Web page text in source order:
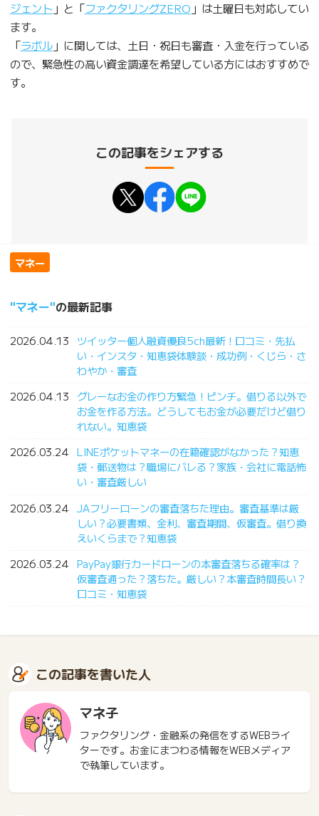
ジェント 」と「ファクタリングZERO 」は土曜日も対応してい
ます。
「ラボル」に関しては、土日・祝日も審査・入金を行っている
ので、緊急性の高い資金調達を希望している方にはおすすめで
す。
この記事をシェアする
マネー
マネー の最新記事
2026.04.13
ツイッター個人融資優良5ch最新！口コミ・先払
い・インスタ・知恵袋体験談・成功例・くじら・さ
わやか・審査
2026.04.13
グレーなお金の作り方緊急！ピンチ。借りる以外で
お金を作る方法。どうしてもお金が必要だけど借り
れない。知恵袋
2026.03.24 LINEポケットマネーの在籍確認がなかった？知恵
袋・郵送物は？職場にバレる？家族・会社に電話怖
い・審査厳しい
2026.03.24 JAフリーローンの審査落ちた理由。審査基準は厳
しい？必要書類、金利、審査期間、仮審査。借り換
えいくらまで？知恵袋
2026.03.24 PayPay銀行カードローンの本審査落ちる確率は？
仮審査通った？落ちた。厳しい？本審査時間長い？
口コミ・知恵袋
この記事を書いた人
マネ子
ファクタリング・金融系の発信をするWEBライ
ターです。お金にまつわる情報をWEBメディア
で執筆しています。